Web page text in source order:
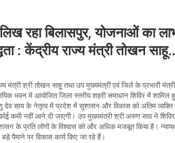
रहा बिलासपुर, योजनाओं का
: केंद्रीय राज्य मंत्री तोखन
मंत्री श्री तोखन साहू तथा उप मुख्यमंत्री एवं जिले के प्रभारी
भवन में आयोजित जिला स्तरीय शहरी समाधान शिविर में
देव साय के नेतृत्व में प्रदेश में सुशासन और विकास को अंतिम व्यक्ति
कमी नहीं आने दी जाएगी। उप मुख्यमंत्री श्री अरुण साव ने
के प्रति लोगों के विश्वास को और अधिक मजबूत किया है।
पैमाने पर विकास कार्य किए जा रहे हैं।